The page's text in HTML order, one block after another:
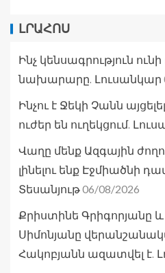
ԼՐԱՀՈՍ
Ինչ կենսագրություն
նախարարը. Լուսանկար
Ինչու է Ջեկի Չանն
ուժեր են ուղեկցում.
Վաղը մենք Ազգային
լինելու ենք Էջմիածնի
Տեսանյութ06/08/2026
Քրիստինե Գրիգորյանը
Սիմոնյանը
Հակոբյանն ազատվել է.